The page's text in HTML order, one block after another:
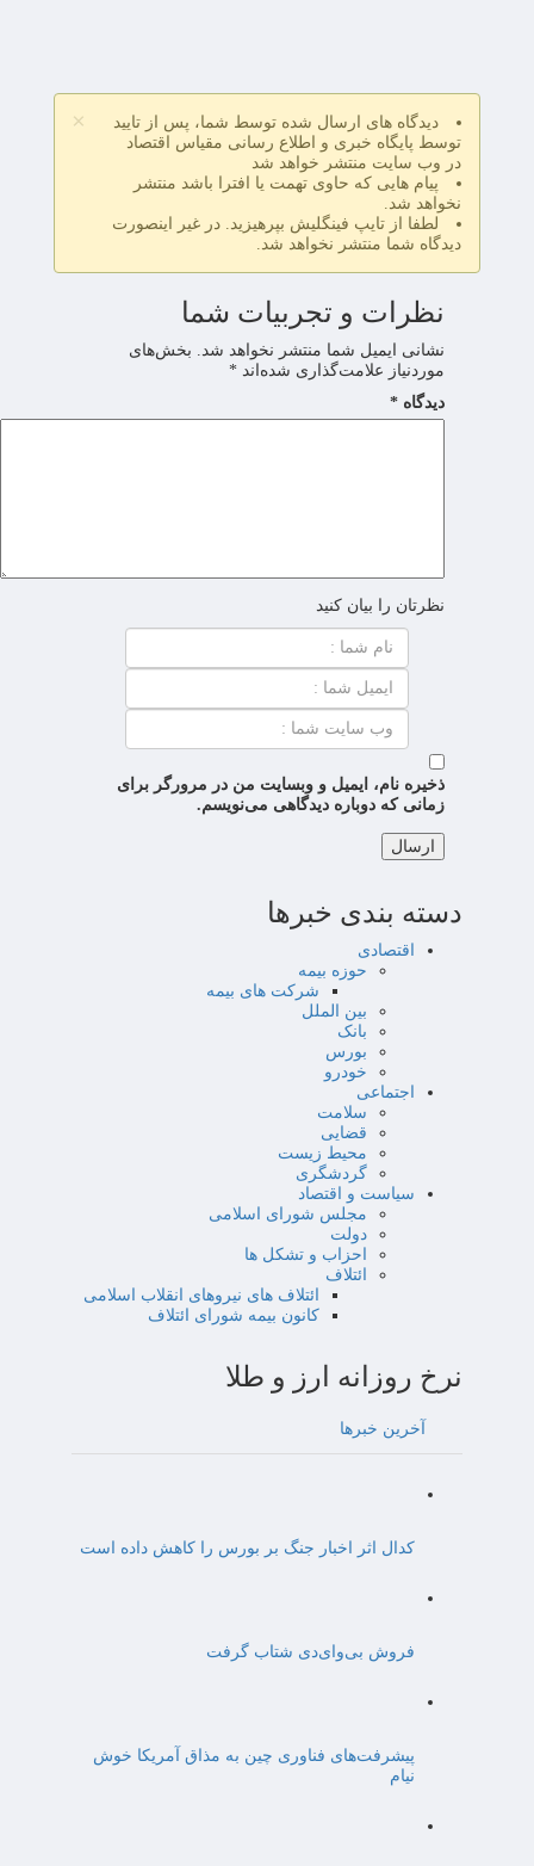
×
دیدگاه های ارسال شده توسط شما، پس از تایید
توسط پایگاه خبری و اطلاع رسانی مقیاس اقتصاد
در وب سایت منتشر خواهد شد
پیام هایی که حاوی تهمت یا افترا باشد منتشر
نخواهد شد.
لطفا از تایپ فینگلیش بپرهیزید. در غیر اینصورت
دیدگاه شما منتشر نخواهد شد.
نظرات و تجربیات شما
نشانی ایمیل شما منتشر نخواهد شد. بخش‌های
موردنیاز علامت‌گذاری شده‌اند *
دیدگاه *
نظرتان را بیان کنید
ذخیره نام، ایمیل و وبسایت من در مرورگر برای
زمانی که دوباره دیدگاهی می‌نویسم.
دسته بندی خبرها
اقتصادی
حوزه بیمه
شرکت های بیمه
بین الملل
بانک
بورس
خودرو
اجتماعی
سلامت
قضایی
محیط زیست
گردشگری
سیاست و اقتصاد
مجلس شورای اسلامی
دولت
احزاب و تشکل ها
ائتلاف
ائتلاف های نیروهای انقلاب اسلامی
کانون بیمه شورای ائتلاف
نرخ روزانه ارز و طلا
آخرین خبرها
کدال اثر اخبار جنگ بر بورس را کاهش داده است
فروش بی‌وای‌دی شتاب گرفت
پیشرفت‌های فناوری چین به مذاق آمریکا خوش
نیام